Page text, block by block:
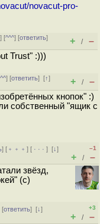
novacut-pro-
] [^^^] [ответить]
+ / –
Trust" :)))
] [ответить][↑]
+ / –
кнопок" :)
собственный "ящик с
] [ ﹢﹢﹢] [ · · ·][↓]
–1
+ / –
звёзд,
(с)
[ответить][↓]
+3
+ / –